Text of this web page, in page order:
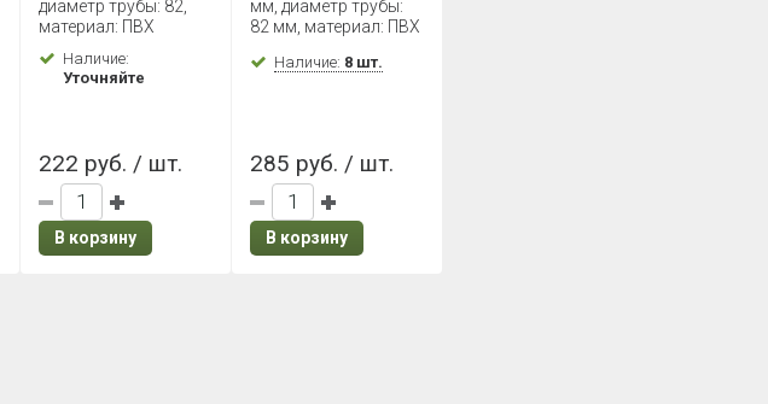
диаметр трубы: 82,
материал: ПВХ
Наличие:
Уточняйте
222 руб. / шт.
В корзину
мм, диаметр трубы:
82 мм, материал: ПВХ
Наличие: 8 шт.
285 руб. / шт.
В корзину